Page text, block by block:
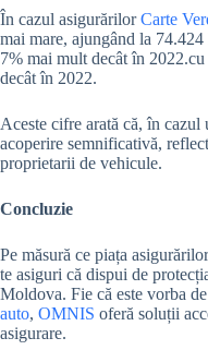
În cazul asigurărilorCarte
mai mare, ajungând la
7% mai mult decât în
decât în 2022.
Aceste cifre arată că, în
acoperire semnificativă,
proprietarii de vehicule.
Concluzie
Pe măsură ce piața
te asiguri că dispui de
Moldova. Fie că este vorba de
auto, OMNIS oferă soluții
asigurare.